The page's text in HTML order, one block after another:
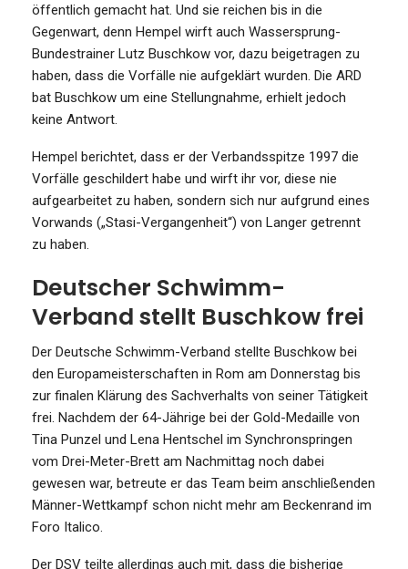
öffentlich gemacht hat. Und sie reichen bis in die
Gegenwart, denn Hempel wirft auch Wassersprung-
Bundestrainer Lutz Buschkow vor, dazu beigetragen zu
haben, dass die Vorfälle nie aufgeklärt wurden. Die ARD
bat Buschkow um eine Stellungnahme, erhielt jedoch
keine Antwort.
Hempel berichtet, dass er der Verbandsspitze 1997 die
Vorfälle geschildert habe und wirft ihr vor, diese nie
aufgearbeitet zu haben, sondern sich nur aufgrund eines
Vorwands („Stasi-Vergangenheit“) von Langer getrennt
zu haben.
Deutscher Schwimm-
Verband stellt Buschkow frei
Der Deutsche Schwimm-Verband stellte Buschkow bei
den Europameisterschaften in Rom am Donnerstag bis
zur finalen Klärung des Sachverhalts von seiner Tätigkeit
frei. Nachdem der 64-Jährige bei der Gold-Medaille von
Tina Punzel und Lena Hentschel im Synchronspringen
vom Drei-Meter-Brett am Nachmittag noch dabei
gewesen war, betreute er das Team beim anschließenden
Männer-Wettkampf schon nicht mehr am Beckenrand im
Foro Italico.
Der DSV teilte allerdings auch mit, dass die bisherige